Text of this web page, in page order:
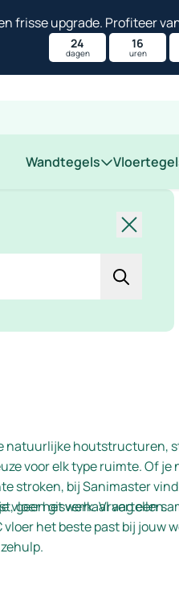
frisse upgrade. Profiteer
24
dagen
16
uren
Wandtegels
Sluiten
natuurlijke houtstructuren,
voor elk type ruimte. Of je
stroken, bij Sanimaster
geen giswerk. Vraag een
vloer het verhaal vertellen.
het beste past bij jouw